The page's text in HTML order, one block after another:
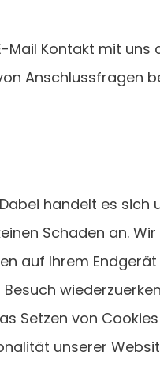
Kontakt mit
Anschlussfragen
handelt es sich
Schaden an.
auf Ihrem
Setzen von
unserer